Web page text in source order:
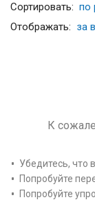
Сортировать: по
Отображать: за
К
Убедитесь, что
Попробуйте
Попробуйте